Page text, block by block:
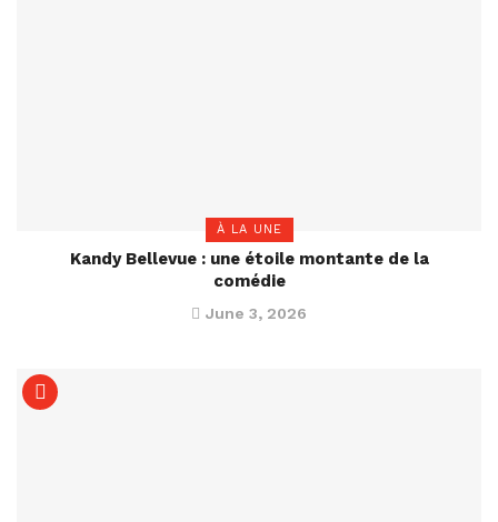
À LA UNE
Kandy Bellevue : une étoile montante de la
comédie
June 3, 2026